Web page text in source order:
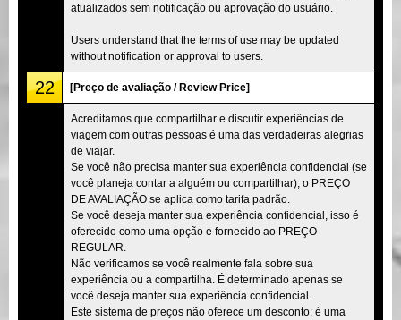
atualizados sem notificação ou aprovação do usuário.
Users understand that the terms of use may be updated
without notification or approval to users.
22 [Preço de avaliação / Review Price]
Acreditamos que compartilhar e discutir experiências de
viagem com outras pessoas é uma das verdadeiras alegrias
de viajar.
Se você não precisa manter sua experiência confidencial (se
você planeja contar a alguém ou compartilhar), o PREÇO
DE AVALIAÇÃO se aplica como tarifa padrão.
Se você deseja manter sua experiência confidencial, isso é
oferecido como uma opção e fornecido ao PREÇO
REGULAR.
Não verificamos se você realmente fala sobre sua
experiência ou a compartilha. É determinado apenas se
você deseja manter sua experiência confidencial.
Este sistema de preços não oferece um desconto; é uma